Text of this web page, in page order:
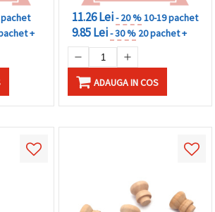
+
11.26 Lei- 20 %10-19 pachet
9.85 Lei- 30 % 20 pachet +
ADAUGA IN COS